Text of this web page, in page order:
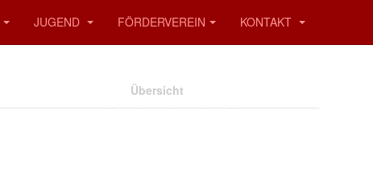
JUGEND FÖRDERVEREIN KONTAKT
Übersicht